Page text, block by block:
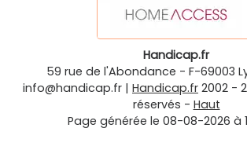
Handicap.fr
59 rue de l'Abondance - F-69003
info@handicap.fr | Handicap.fr 2002 -
réservés - Haut
Page générée le 08-08-2026 à